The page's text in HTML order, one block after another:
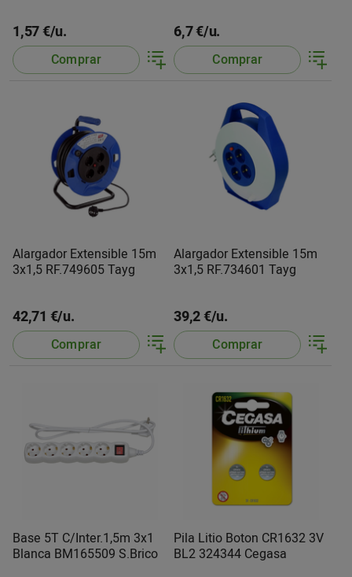
1,57 €/u.
Comprar
6,7 €/u.
Comprar
Alargador Extensible 15m
3x1,5 RF.749605 Tayg
42,71 €/u.
Comprar
Alargador Extensible 15m
3x1,5 RF.734601 Tayg
39,2 €/u.
Comprar
Base 5T C/Inter.1,5m 3x1
Blanca BM165509 S.Brico
Pila Litio Boton CR1632 3V
BL2 324344 Cegasa